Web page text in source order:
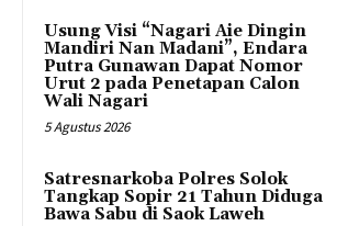
Usung Visi “Nagari Aie Dingin
Mandiri Nan Madani”, Endara
Putra Gunawan Dapat Nomor
Urut 2 pada Penetapan Calon
Wali Nagari
5 Agustus 2026
Satresnarkoba Polres Solok
Tangkap Sopir 21 Tahun Diduga
Bawa Sabu di Saok Laweh